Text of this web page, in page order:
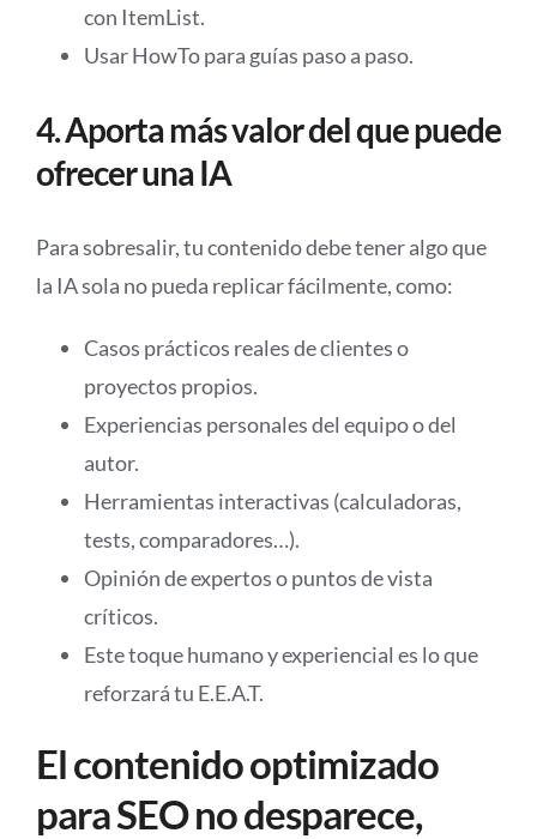
con ItemList.
Usar HowTo para guías paso a paso.
4. Aporta más valor del que puede
ofrecer una IA
Para sobresalir, tu contenido debe tener algo que
la IA sola no pueda replicar fácilmente, como:
Casos prácticos reales de clientes o
proyectos propios.
Experiencias personales del equipo o del
autor.
Herramientas interactivas (calculadoras,
tests, comparadores…).
Opinión de expertos o puntos de vista
críticos.
Este toque humano y experiencial es lo que
reforzará tu E.E.A.T.
El contenido optimizado
para SEO no desparece,